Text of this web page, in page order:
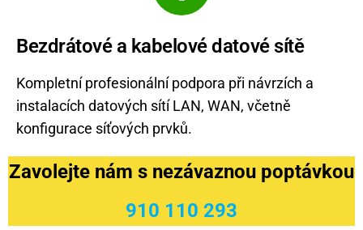
Bezdrátové a kabelové datové sítě
Kompletní profesionální podpora při návrzích a
instalacích datových sítí LAN, WAN, včetně
konfigurace síťových prvků.
Zavolejte nám s nezávaznou poptávkou
910 110 293